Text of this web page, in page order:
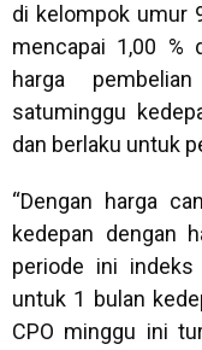
di kelompok umur
mencapai 1,00 %
harga
satuminggu
dan berlaku untuk
“Dengan harga
kedepan dengan
periode ini
untuk 1 bulan
CPO minggu ini